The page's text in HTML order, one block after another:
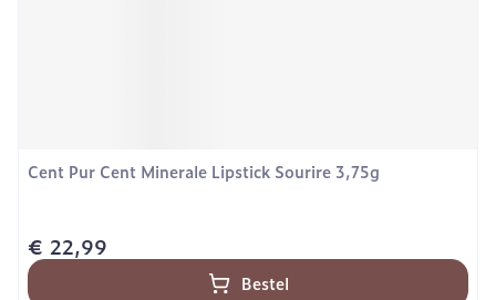
Cent Pur Cent Minerale Lipstick Sourire 3,75g
€ 22,99
Bestel